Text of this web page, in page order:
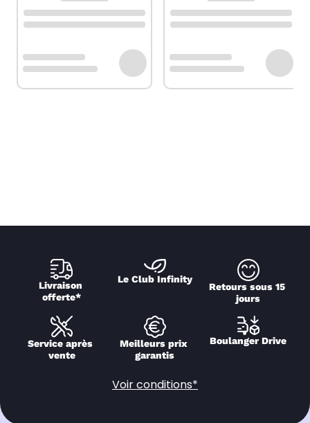
Livraison
offerte*
Le Club Infinity
Retours sous 15
jours
Service après
vente
Meilleurs prix
garantis
Boulanger Drive
Voir conditions*